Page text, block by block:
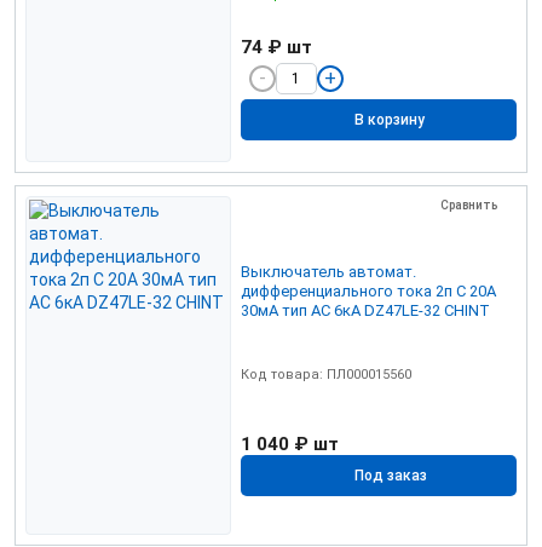
74 ₽ шт
В корзину
Сравнить
Выключатель автомат.
дифференциального тока 2п C 20А
30мА тип AC 6кА DZ47LE-32 CHINT
Код товара: ПЛ000015560
1 040 ₽ шт
Под заказ